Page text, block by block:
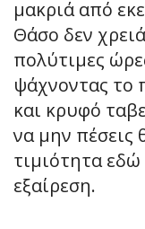
μακριά από
Θάσο δεν
πολύτιμες
ψάχνοντας το
και κρυφό
να μην πέσεις
τιμιότητα εδώ
εξαίρεση.